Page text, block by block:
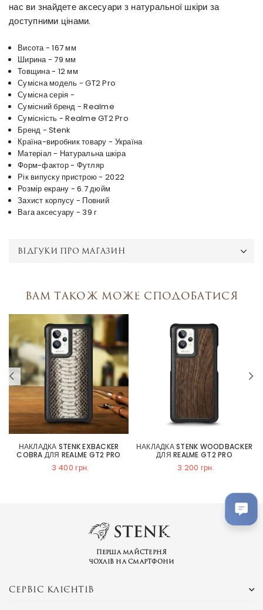
нас ви знайдете аксесуари з натуральної шкіри за
доступними цінами.
Висота - 167 мм
Ширина - 79 мм
Товщина - 12 мм
Сумісна модель - GT2 Pro
Сумісна серія -
Сумісний бренд - Realme
Сумісність - Realme GT2 Pro
Бренд - Stenk
Країна-виробник товару - Україна
Матеріал - Натуральна шкіра
Форм-фактор - Футляр
Рік випуску пристрою - 2022
Розмір екрану - 6.7 дюйм
Захист корпусу - Повний
Вага аксесуару - 39 г
ВІДГУКИ ПРО МАГАЗИН
Вам також може сподобатися
НАКЛАДКА STENK EXBACKER
COBRA ДЛЯ REALME GT2 PRO
3 400 грн.
НАКЛАДКА STENK WOODBACKER
ДЛЯ REALME GT2 PRO
3 200 грн.
Перша майстерня
чохлів на смартфони
СЕРВІС КЛІЄНТІВ